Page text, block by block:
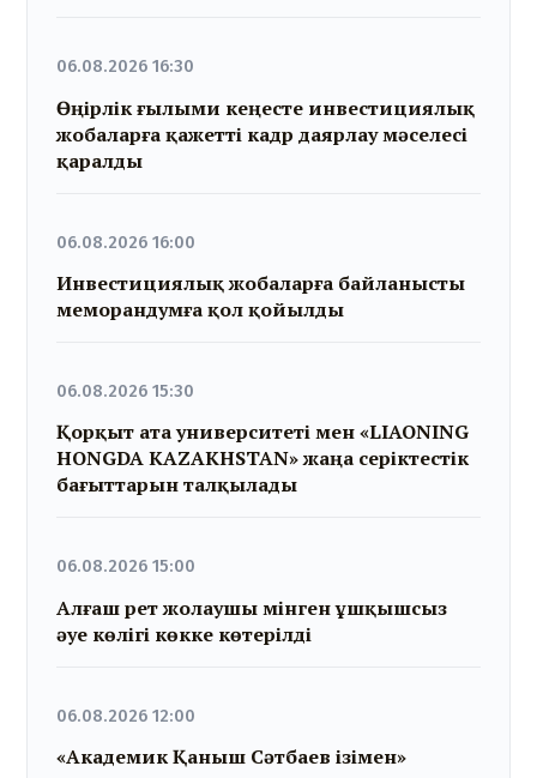
06.08.2026 16:30
Өңірлік ғылыми кеңесте инвестициялық
жобаларға қажетті кадр даярлау мәселесі
қаралды
06.08.2026 16:00
Инвестициялық жобаларға байланысты
меморандумға қол қойылды
06.08.2026 15:30
Қорқыт ата университеті мен «LIAONING
HONGDA KAZAKHSTAN» жаңа серіктестік
бағыттарын талқылады
06.08.2026 15:00
Алғаш рет жолаушы мінген ұшқышсыз
әуе көлігі көкке көтерілді
06.08.2026 12:00
«Академик Қаныш Сәтбаев ізімен»